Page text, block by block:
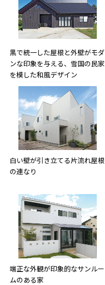
黒で統一した屋根と外壁がモダ
ンな印象を与える、雪国の民家
を模した和風デザイン
白い壁が引き立てる片流れ屋根
の連なり
端正な外観が印象的なサンルー
ムのある家